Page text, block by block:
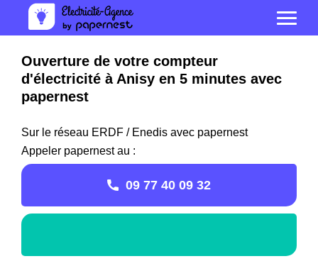
Ouverture de votre compteur
d'électricité à Anisy en 5 minutes avec
papernest
Sur le réseau ERDF / Enedis avec papernest
Appeler papernest au :
09 77 40 09 32